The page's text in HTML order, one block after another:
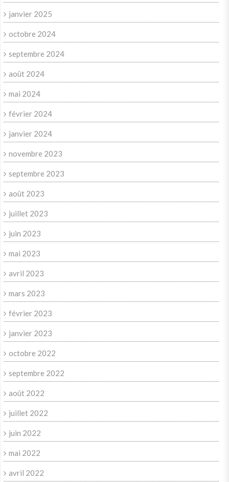
janvier 2025
octobre 2024
septembre 2024
août 2024
mai 2024
février 2024
janvier 2024
novembre 2023
septembre 2023
août 2023
juillet 2023
juin 2023
mai 2023
avril 2023
mars 2023
février 2023
janvier 2023
octobre 2022
septembre 2022
août 2022
juillet 2022
juin 2022
mai 2022
avril 2022